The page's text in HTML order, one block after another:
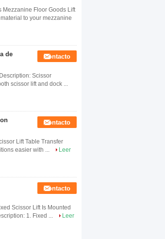
Mezzanine Floor Goods Lift
to your mezzanine
de
Contacto
Scissor
scissor lift and dock ...
Contacto
Lift Table Transfer
easier with ...
Leer
Contacto
Scissor Lift Is Mounted
1. Fixed ...
Leer